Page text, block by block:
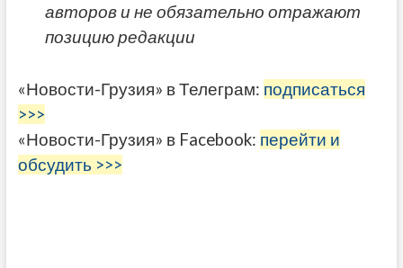
авторов и не обязательно отражают
позицию редакции
«Новости-Грузия» в Телеграм: подписаться
>>>
«Новости-Грузия» в Facebook: перейти и
обсудить >>>